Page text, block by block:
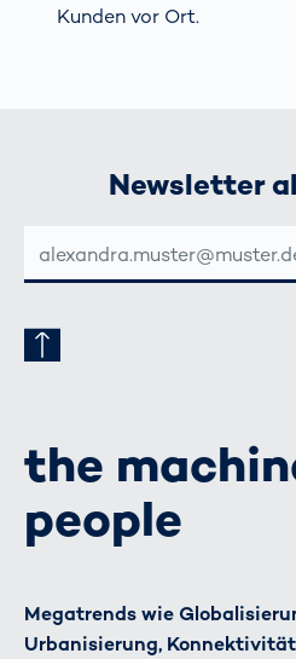
Kunden vor Ort.
Newsletter
MAIL-
ADRESSE
the
people
Megatrends wie
Urbanisierung,